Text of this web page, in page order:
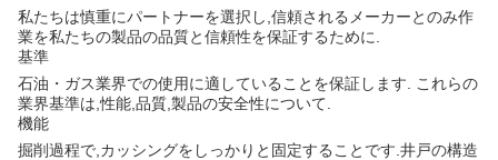
私たちは慎重にパートナーを選択し,信頼されるメーカーとのみ作
業を私たちの製品の品質と信頼性を保証するために.
基準
石油・ガス業界での使用に適していることを保証します. これらの
業界基準は,性能,品質,製品の安全性について.
機能
掘削過程で,カッシングをしっかりと固定することです.井戸の構造